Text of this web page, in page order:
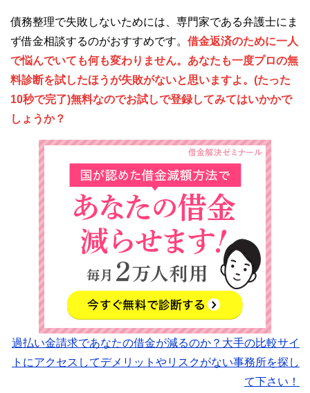
債務整理で失敗しないためには、専門家である弁護士にま
ず借金相談するのがおすすめです。 借金返済のために一人
で悩んでいても何も変わりません。あなたも一度プロの無
料診断を試したほうが失敗がないと思いますよ。(たった
10秒で完了)無料なのでお試しで登録してみてはいかかで
しょうか？
過払い金請求であなたの借金が減るのか？大手の比較サイ
トにアクセスしてデメリットやリスクがない事務所を探し
て下さい！